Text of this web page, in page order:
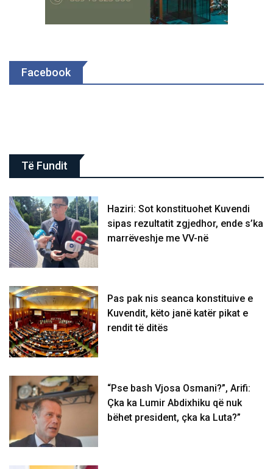
Facebook
Të Fundit
Haziri: Sot konstituohet Kuvendi
sipas rezultatit zgjedhor, ende s’ka
marrëveshje me VV-në
Pas pak nis seanca konstituive e
Kuvendit, këto janë katër pikat e
rendit të ditës
“Pse bash Vjosa Osmani?”, Arifi:
Çka ka Lumir Abdixhiku që nuk
bëhet president, çka ka Luta?”